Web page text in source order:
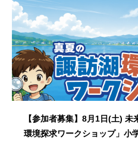
【参加者募集】8月1日(土)
環境探求ワークショップ」小